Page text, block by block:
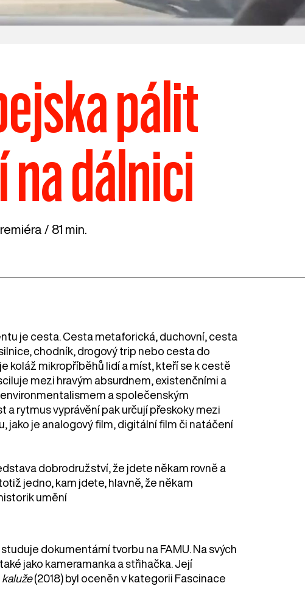
pálit
dálnici
/ 81 min.
je cesta. Cesta metaforická, duchovní, cesta
chodník, drogový trip nebo cesta do
koláž mikropříběhů lidí a míst, kteří se k cestě
mezi hravým absurdnem, existenčními a
a společenským
a rytmus vyprávění pak určují přeskoky mezi
jako je analogový film, digitální film či natáčení
dobrodružství, že jdete někam rovně a
jedno, kam jdete, hlavně, že někam
umění
dokumentární tvorbu na FAMU. Na svých
jako kameramanka a střihačka. Její
kaluže(2018) byl oceněn v kategorii Fascinace